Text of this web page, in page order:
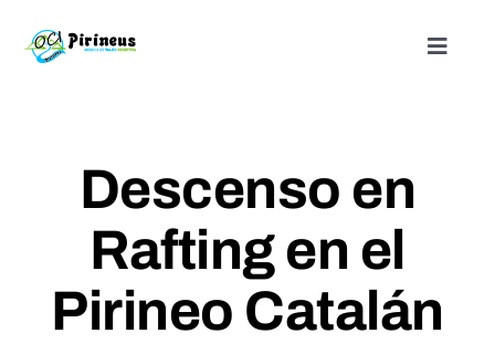
Toggle
Actividades
Nuestros alojamientos
¿Quienes somos?
Descenso en
Rafting en el
Pirineo Catalán